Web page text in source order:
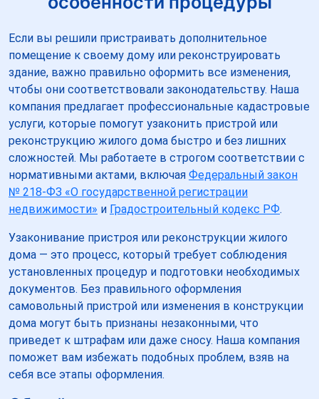
Если вы решили пристраивать дополнительное
помещение к своему дому или реконструировать
здание, важно правильно оформить все изменения,
чтобы они соответствовали законодательству. Наша
компания предлагает профессиональные кадастровые
услуги, которые помогут узаконить пристрой или
реконструкцию жилого дома быстро и без лишних
сложностей. Мы работаете в строгом соответствии с
нормативными актами, включая Федеральный закон
№ 218-ФЗ «О государственной регистрации
недвижимости» и Градостроительный кодекс РФ.
Узаконивание пристроя или реконструкции жилого
дома — это процесс, который требует соблюдения
установленных процедур и подготовки необходимых
документов. Без правильного оформления
самовольный пристрой или изменения в конструкции
дома могут быть признаны незаконными, что
приведет к штрафам или даже сносу. Наша компания
поможет вам избежать подобных проблем, взяв на
себя все этапы оформления.